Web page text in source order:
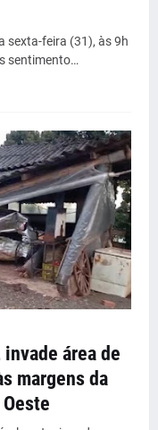
sexta-feira (31), às 9h
sentimento…
área de
margens da